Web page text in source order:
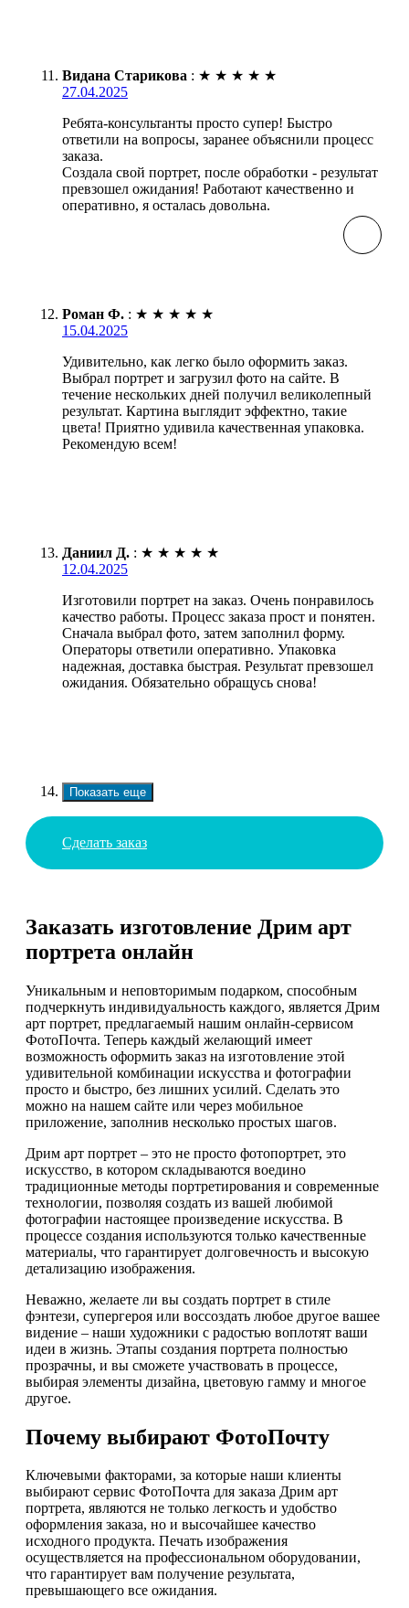
Видана Старикова : ★ ★ ★ ★ ★
27.04.2025
Ребята-консультанты просто супер! Быстро
ответили на вопросы, заранее объяснили процесс
заказа.
Создала свой портрет, после обработки - результат
превзошел ожидания! Работают качественно и
оперативно, я осталась довольна.
Роман Ф. : ★ ★ ★ ★ ★
15.04.2025
Удивительно, как легко было оформить заказ.
Выбрал портрет и загрузил фото на сайте. В
течение нескольких дней получил великолепный
результат. Картина выглядит эффектно, такие
цвета! Приятно удивила качественная упаковка.
Рекомендую всем!
Даниил Д. : ★ ★ ★ ★ ★
12.04.2025
Изготовили портрет на заказ. Очень понравилось
качество работы. Процесс заказа прост и понятен.
Сначала выбрал фото, затем заполнил форму.
Операторы ответили оперативно. Упаковка
надежная, доставка быстрая. Результат превзошел
ожидания. Обязательно обращусь снова!
Показать еще
Сделать заказ
Заказать изготовление Дрим арт
портрета онлайн
Уникальным и неповторимым подарком, способным
подчеркнуть индивидуальность каждого, является Дрим
арт портрет, предлагаемый нашим онлайн-сервисом
ФотоПочта. Теперь каждый желающий имеет
возможность оформить заказ на изготовление этой
удивительной комбинации искусства и фотографии
просто и быстро, без лишних усилий. Сделать это
можно на нашем сайте или через мобильное
приложение, заполнив несколько простых шагов.
Дрим арт портрет – это не просто фотопортрет, это
искусство, в котором складываются воедино
традиционные методы портретирования и современные
технологии, позволяя создать из вашей любимой
фотографии настоящее произведение искусства. В
процессе создания используются только качественные
материалы, что гарантирует долговечность и высокую
детализацию изображения.
Неважно, желаете ли вы создать портрет в стиле
фэнтези, супергероя или воссоздать любое другое вашее
видение – наши художники с радостью воплотят ваши
идеи в жизнь. Этапы создания портрета полностью
прозрачны, и вы сможете участвовать в процессе,
выбирая элементы дизайна, цветовую гамму и многое
другое.
Почему выбирают ФотоПочту
Ключевыми факторами, за которые наши клиенты
выбирают сервис ФотоПочта для заказа Дрим арт
портрета, являются не только легкость и удобство
оформления заказа, но и высочайшее качество
исходного продукта. Печать изображения
осуществляется на профессиональном оборудовании,
что гарантирует вам получение результата,
превышающего все ожидания.